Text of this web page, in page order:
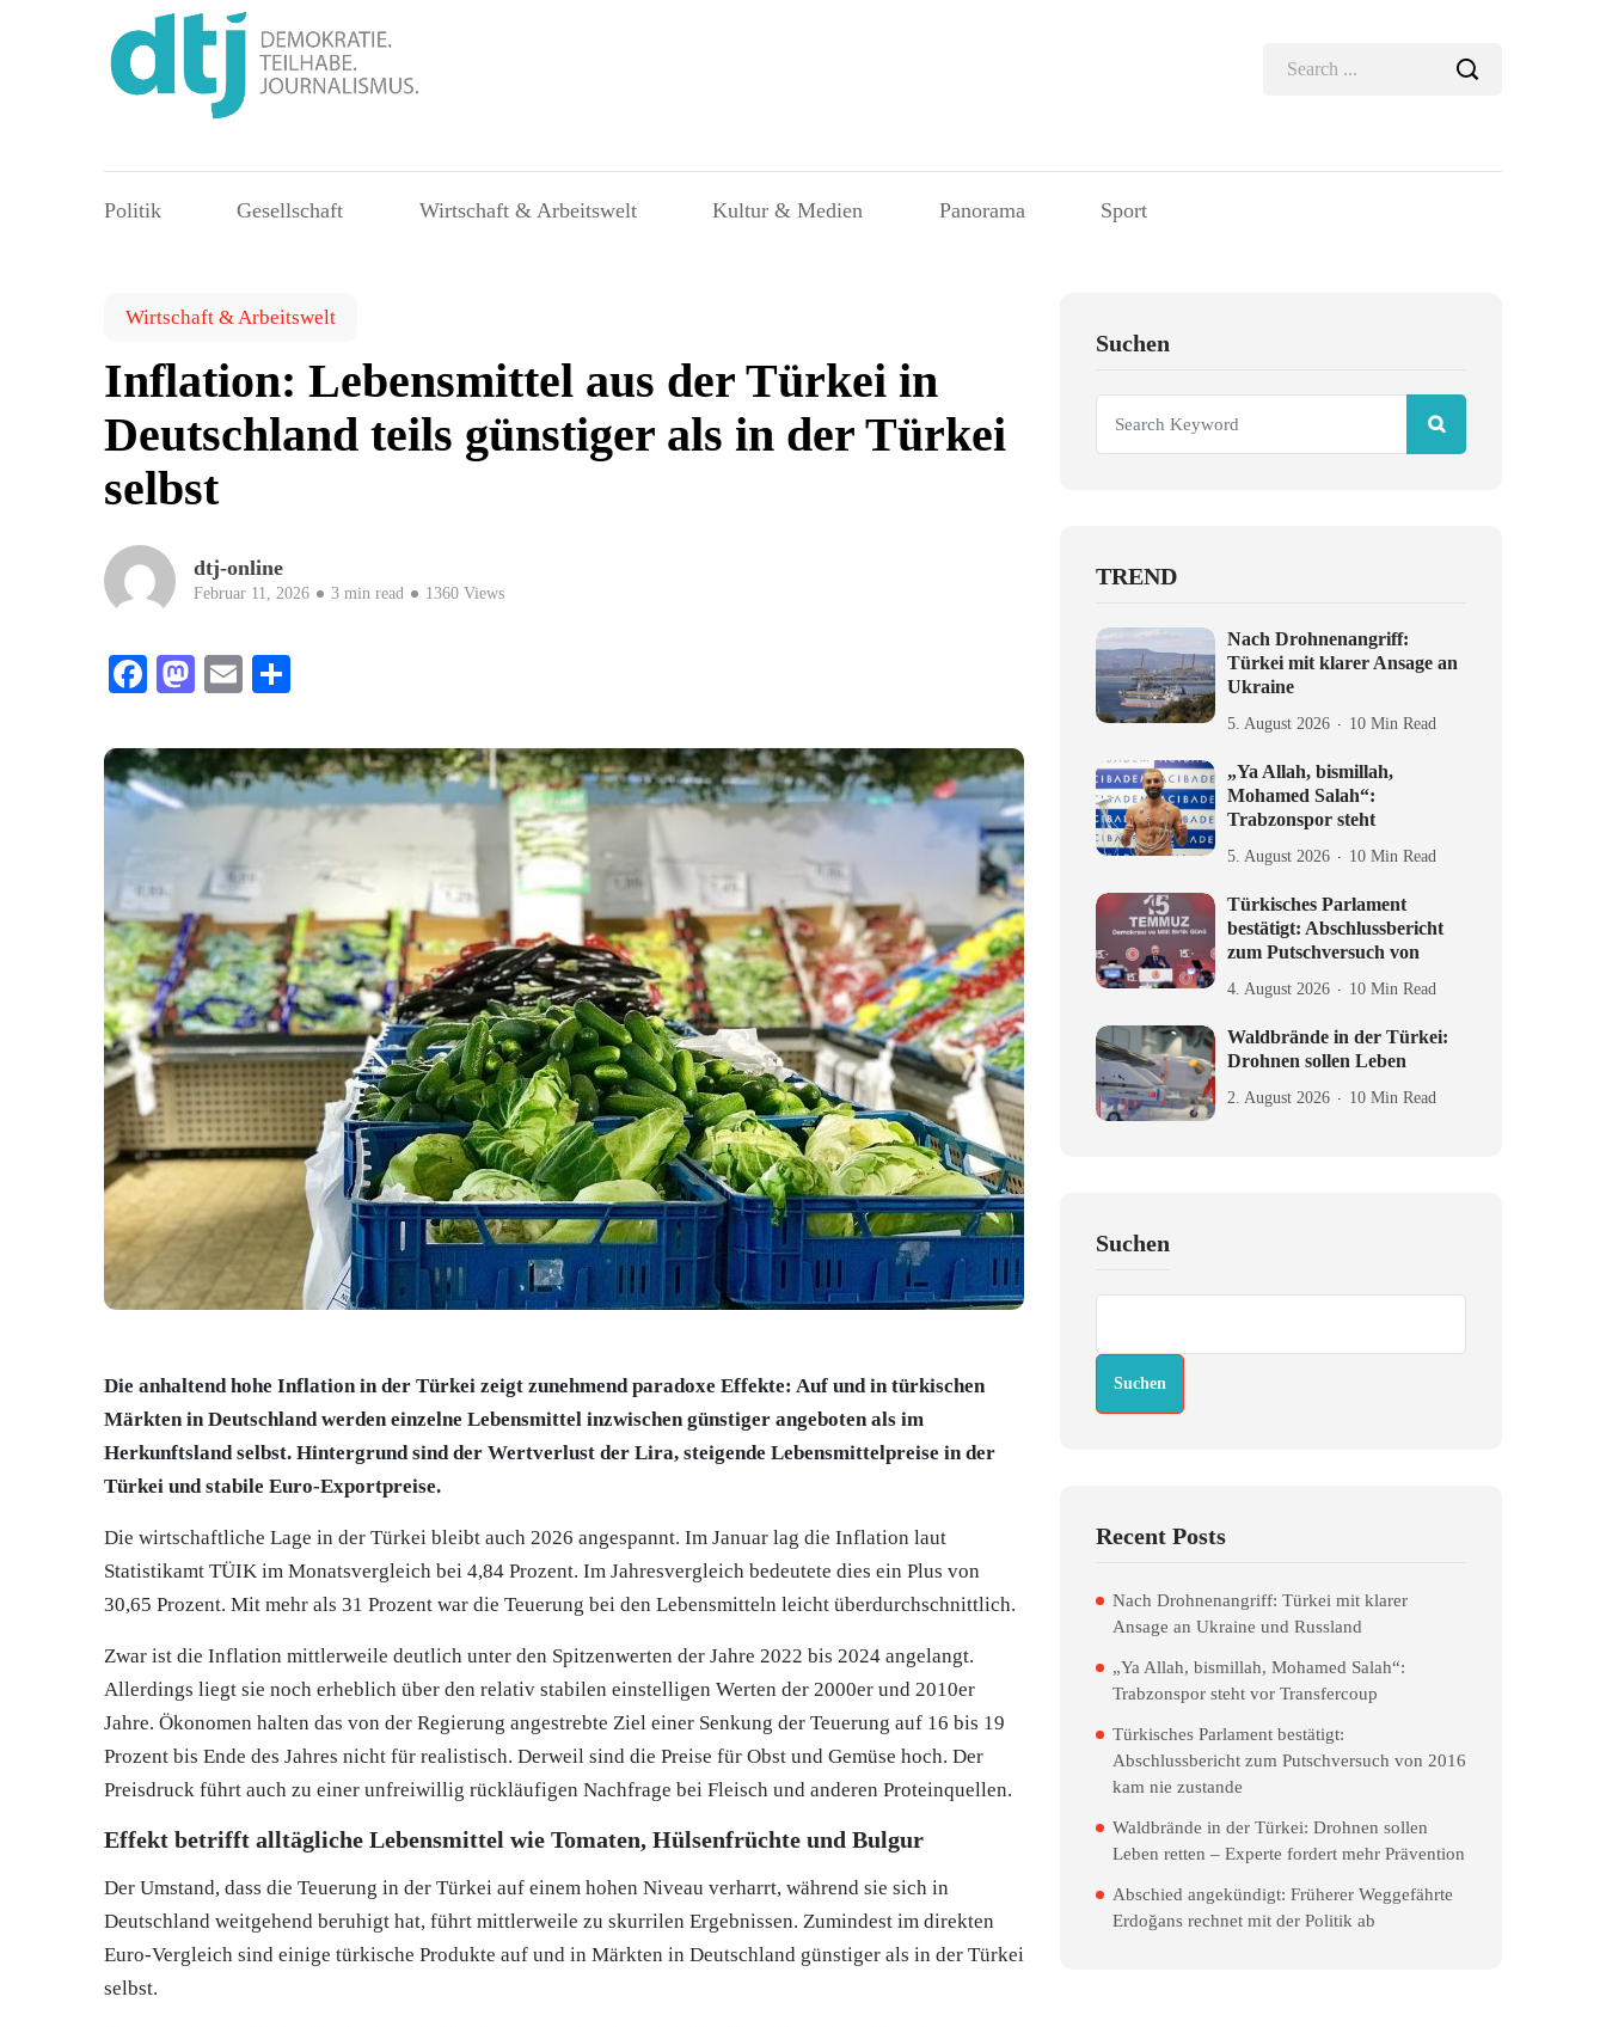
Politik Gesellschaft Wirtschaft & Arbeitswelt Kultur & Medien Panorama Sport
Wirtschaft & Arbeitswelt
Inflation: Lebensmittel aus der Türkei in
Deutschland teils günstiger als in der Türkei
selbst
dtj-online
Februar 11, 2026 3 min read 1360 Views
Facebook
Mastodon
Email
Die anhaltend hohe Inflation in der Türkei zeigt zunehmend paradoxe Effekte: Auf und in türkischen
Märkten in Deutschland werden einzelne Lebensmittel inzwischen günstiger angeboten als im
Herkunftsland selbst. Hintergrund sind der Wertverlust der Lira, steigende Lebensmittelpreise in der
Türkei und stabile Euro-Exportpreise.
Die wirtschaftliche Lage in der Türkei bleibt auch 2026 angespannt. Im Januar lag die Inflation laut
Statistikamt TÜIK im Monatsvergleich bei 4,84 Prozent. Im Jahresvergleich bedeutete dies ein Plus von
30,65 Prozent. Mit mehr als 31 Prozent war die Teuerung bei den Lebensmitteln leicht überdurchschnittlich.
Zwar ist die Inflation mittlerweile deutlich unter den Spitzenwerten der Jahre 2022 bis 2024 angelangt.
Allerdings liegt sie noch erheblich über den relativ stabilen einstelligen Werten der 2000er und 2010er
Jahre. Ökonomen halten das von der Regierung angestrebte Ziel einer Senkung der Teuerung auf 16 bis 19
Prozent bis Ende des Jahres nicht für realistisch. Derweil sind die Preise für Obst und Gemüse hoch. Der
Preisdruck führt auch zu einer unfreiwillig rückläufigen Nachfrage bei Fleisch und anderen Proteinquellen.
Effekt betrifft alltägliche Lebensmittel wie Tomaten, Hülsenfrüchte und Bulgur
Der Umstand, dass die Teuerung in der Türkei auf einem hohen Niveau verharrt, während sie sich in
Deutschland weitgehend beruhigt hat, führt mittlerweile zu skurrilen Ergebnissen. Zumindest im direkten
Euro-Vergleich sind einige türkische Produkte auf und in Märkten in Deutschland günstiger als in der Türkei
selbst.
Suchen
TREND
Nach Drohnenangriff:
Türkei mit klarer Ansage an
Ukraine
5. August 2026 10 Min Read
„Ya Allah, bismillah,
Mohamed Salah“:
Trabzonspor steht
5. August 2026 10 Min Read
Türkisches Parlament
bestätigt: Abschlussbericht
zum Putschversuch von
4. August 2026 10 Min Read
Waldbrände in der Türkei:
Drohnen sollen Leben
2. August 2026 10 Min Read
Suchen
Suchen
Recent Posts
Nach Drohnenangriff: Türkei mit klarer
Ansage an Ukraine und Russland
„Ya Allah, bismillah, Mohamed Salah“:
Trabzonspor steht vor Transfercoup
Türkisches Parlament bestätigt:
Abschlussbericht zum Putschversuch von 2016
kam nie zustande
Waldbrände in der Türkei: Drohnen sollen
Leben retten – Experte fordert mehr Prävention
Abschied angekündigt: Früherer Weggefährte
Erdoğans rechnet mit der Politik ab